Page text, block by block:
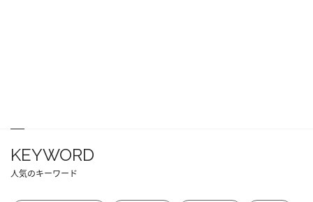
KEYWORD
人気のキーワード